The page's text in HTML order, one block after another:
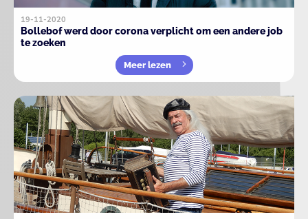
19-11-2020
Bollebof werd door corona verplicht om een andere job
te zoeken
Meer lezen